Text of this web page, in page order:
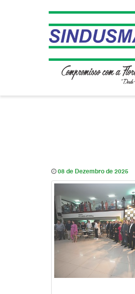
08 de Dezembro de 2025